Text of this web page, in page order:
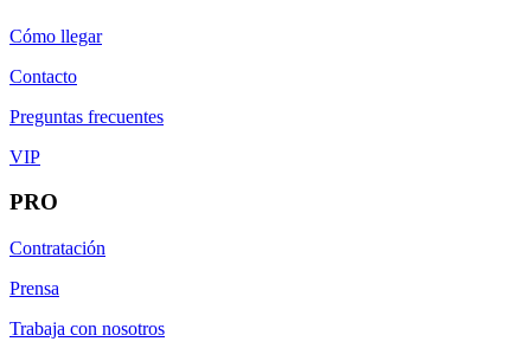
Cómo llegar
Contacto
Preguntas frecuentes
VIP
PRO
Contratación
Prensa
Trabaja con nosotros